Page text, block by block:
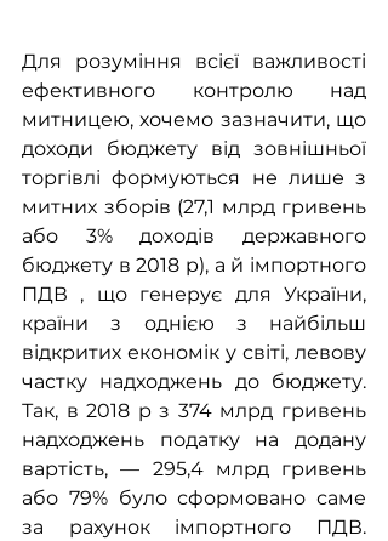
Для розуміння всієї важливості
ефективного контролю над
митницею, хочемо зазначити, що
доходи бюджету від зовнішньої
торгівлі формуються не лише з
митних зборів (27,1 млрд гривень
або 3% доходів державного
бюджету в 2018 р), а й імпортного
ПДВ , що генерує для України,
країни з однією з найбільш
відкритих економік у світі, левову
частку надходжень до бюджету.
Так, в 2018 р з 374 млрд гривень
надходжень податку на додану
вартість, — 295,4 млрд гривень
або 79% було сформовано саме
за рахунок імпортного ПДВ.